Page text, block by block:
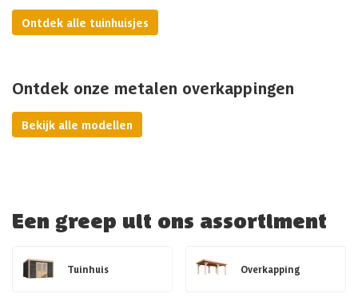
Ontdek alle tuinhuisjes
Ontdek onze metalen overkappingen
Bekijk alle modellen
Een greep uit ons assortiment
Tuinhuis Overkapping